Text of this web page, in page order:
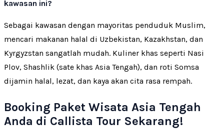
kawasan ini?
Sebagai kawasan dengan mayoritas penduduk Muslim,
mencari makanan halal di Uzbekistan, Kazakhstan, dan
Kyrgyzstan sangatlah mudah. Kuliner khas seperti Nasi
Plov, Shashlik (sate khas Asia Tengah), dan roti Somsa
dijamin halal, lezat, dan kaya akan cita rasa rempah.
Booking Paket Wisata Asia Tengah
Anda di Callista Tour Sekarang!